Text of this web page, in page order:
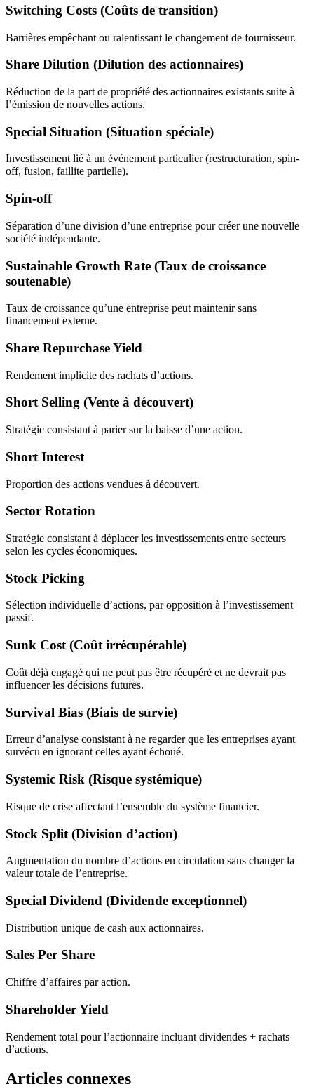
Switching Costs (Coûts de transition)
Barrières empêchant ou ralentissant le changement de fournisseur.
Share Dilution (Dilution des actionnaires)
Réduction de la part de propriété des actionnaires existants suite à
l’émission de nouvelles actions.
Special Situation (Situation spéciale)
Investissement lié à un événement particulier (restructuration, spin-
off, fusion, faillite partielle).
Spin-off
Séparation d’une division d’une entreprise pour créer une nouvelle
société indépendante.
Sustainable Growth Rate (Taux de croissance
soutenable)
Taux de croissance qu’une entreprise peut maintenir sans
financement externe.
Share Repurchase Yield
Rendement implicite des rachats d’actions.
Short Selling (Vente à découvert)
Stratégie consistant à parier sur la baisse d’une action.
Short Interest
Proportion des actions vendues à découvert.
Sector Rotation
Stratégie consistant à déplacer les investissements entre secteurs
selon les cycles économiques.
Stock Picking
Sélection individuelle d’actions, par opposition à l’investissement
passif.
Sunk Cost (Coût irrécupérable)
Coût déjà engagé qui ne peut pas être récupéré et ne devrait pas
influencer les décisions futures.
Survival Bias (Biais de survie)
Erreur d’analyse consistant à ne regarder que les entreprises ayant
survécu en ignorant celles ayant échoué.
Systemic Risk (Risque systémique)
Risque de crise affectant l’ensemble du système financier.
Stock Split (Division d’action)
Augmentation du nombre d’actions en circulation sans changer la
valeur totale de l’entreprise.
Special Dividend (Dividende exceptionnel)
Distribution unique de cash aux actionnaires.
Sales Per Share
Chiffre d’affaires par action.
Shareholder Yield
Rendement total pour l’actionnaire incluant dividendes + rachats
d’actions.
Articles connexes